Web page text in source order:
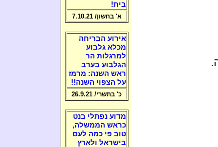
בית!
א' בחשון/ 7.10.21
אירוע הבריחה
מכלא גלבוע
למרגלות הר
הגלבוע בערב
ראש השנה: מרמז
על הצפוי השנה!!
כ' בתשרי/ 26.9.21
מדוע נפתלי בנט
כראש הממשלה,
טוב פי כמה לעם
בישראל ולארץ